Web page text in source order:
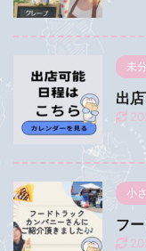
未
出
小
フ